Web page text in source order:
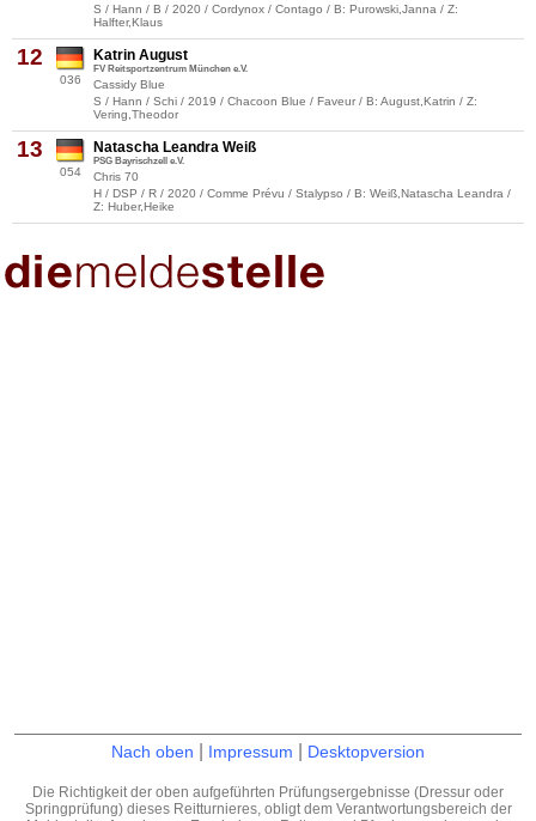
S / Hann / B / 2020 / Cordynox / Contago / B: Purowski,Janna / Z:
Halfter,Klaus
12
036
Katrin August
FV Reitsportzentrum München e.V.
Cassidy Blue
S / Hann / Schi / 2019 / Chacoon Blue / Faveur / B: August,Katrin / Z:
Vering,Theodor
13
054
Natascha Leandra Weiß
PSG Bayrischzell e.V.
Chris 70
H / DSP / R / 2020 / Comme Prévu / Stalypso / B: Weiß,Natascha Leandra /
Z: Huber,Heike
Nach oben Impressum Desktopversion
Die Richtigkeit der oben aufgeführten Prüfungsergebnisse (Dressur oder
Springprüfung) dieses Reitturnieres, obligt dem Verantwortungsbereich der